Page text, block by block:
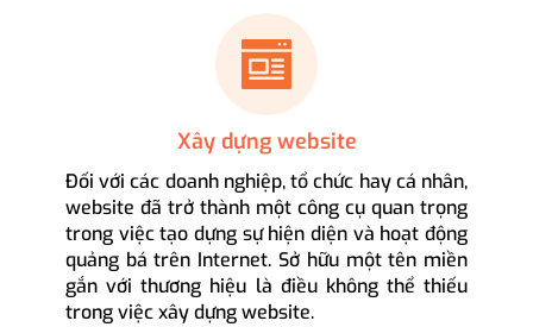
Xây dựng website
Đối với các doanh nghiệp, tổ chức hay cá nhân,
website đã trở thành một công cụ quan trọng
trong việc tạo dựng sự hiện diện và hoạt động
quảng bá trên Internet. Sở hữu một tên miền
gắn với thương hiệu là điều không thể thiếu
trong việc xây dựng website.